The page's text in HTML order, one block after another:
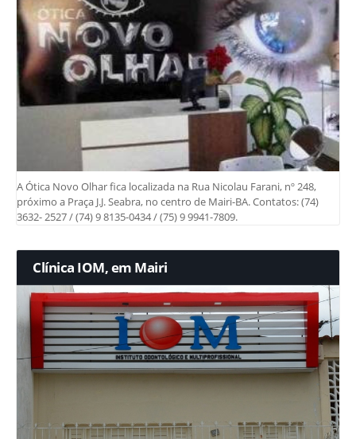
A Ótica Novo Olhar fica localizada na Rua Nicolau Farani, nº 248,
próximo a Praça J.J. Seabra, no centro de Mairi-BA. Contatos: (74)
3632- 2527 / (74) 9 8135-0434 / (75) 9 9941-7809.
Clínica IOM, em Mairi